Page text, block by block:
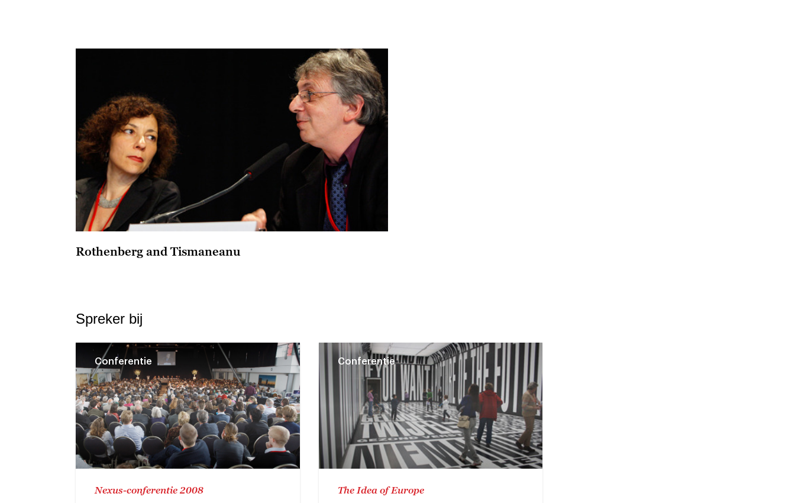
Rothenberg and Tismaneanu
Spreker bij
Conferentie
Nexus-conferentie 2008
Conferentie
The Idea of Europe